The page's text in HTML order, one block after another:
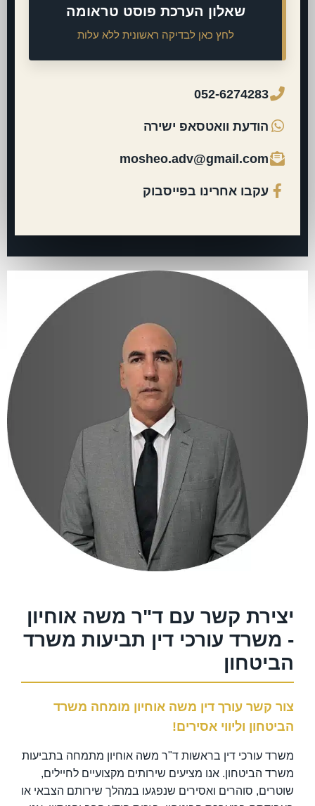
שאלון הערכת פוסט טראומה
לחץ כאן לבדיקה ראשונית ללא עלות
052-6274283
הודעת וואטסאפ ישירה
mosheo.adv@gmail.com
עקבו אחרינו בפייסבוק
יצירת קשר עם ד"ר משה אוחיון
- משרד עורכי דין תביעות משרד
הביטחון
צור קשר עורך דין משה אוחיון מומחה משרד
הביטחון וליווי אסירים!
משרד עורכי דין בראשות ד"ר משה אוחיון מתמחה בתביעות
משרד הביטחון. אנו מציעים שירותים מקצועיים לחיילים,
שוטרים, סוהרים ואסירים שנפגעו במהלך שירותם הצבאי או